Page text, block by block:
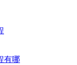
有哪